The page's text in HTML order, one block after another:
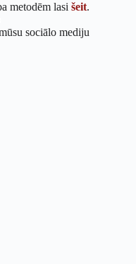
metodēm lasi šeit.
sociālo mediju